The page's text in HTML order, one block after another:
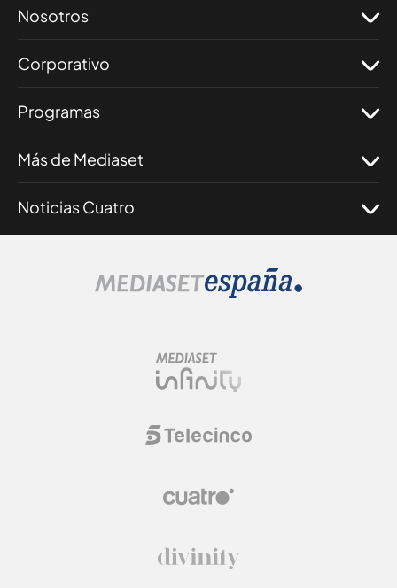
Nosotros
Corporativo
Programas
Más de Mediaset
Noticias Cuatro